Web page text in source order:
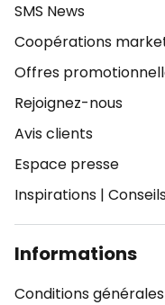
SMS News
Coopérations
Offres
Rejoignez-nous
Avis clients
Espace presse
Inspirations |
Informations
Conditions